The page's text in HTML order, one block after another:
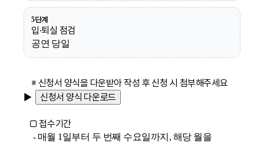
5단계
입·퇴실 점검
공연 당일
※ 신청서 양식을 다운받아 작성 후 신청 시 첨부해주세요
▶
□ 접수기간
- 매월 1일부터 두 번째 수요일까지, 해당 월을